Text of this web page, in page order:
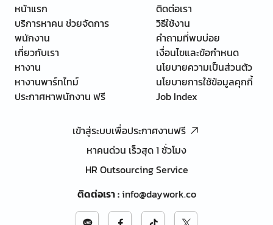
หน้าแรก
บริการหาคน ช่วยจัดการ
พนักงาน
เกี่ยวกับเรา
หางาน
หางานพาร์ทไทม์
ประกาศหาพนักงาน ฟรี
ติดต่อเรา
วิธีใช้งาน
คำถามที่พบบ่อย
เงื่อนไขและข้อกำหนด
นโยบายความเป็นส่วนตัว
นโยบายการใช้ข้อมูลคุกกี้
Job Index
เข้าสู่ระบบเพื่อประกาศงานฟรี
หาคนด่วน เร็วสุด 1 ชั่วโมง
HR Outsourcing Service
ติดต่อเรา:info@daywork.co